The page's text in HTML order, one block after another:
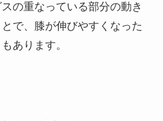
の重なっている部分の動き
で、膝が伸びやすくなった
あります。